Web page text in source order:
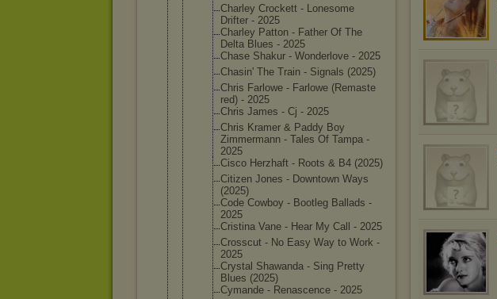
Charley Crockett - Lonesome
Drifter - 2025
Charley Patton - Father Of The
Delta Blues - 2025
Chase Shakur - Wonderlove - 2025
Chasin' The Train - Signals (2025)
Chris Farlowe - Farlowe (Remaste
red) - 2025
Chris James - Cj - 2025
Chris Kramer & Paddy Boy
Zimmermann - Tales Of Tampa -
2025
Cisco Herzhaft - Roots & B4 (2025)
Citizen Jones - Downtown Ways
(2025)
Code Cowboy - Bootleg Ballads -
2025
Cristina Vane - Hear My Call - 2025
Crosscut - No Easy Way to Work -
2025
Crystal Shawanda - Sing Pretty
Blues (2025)
Cymande - Renascence - 2025